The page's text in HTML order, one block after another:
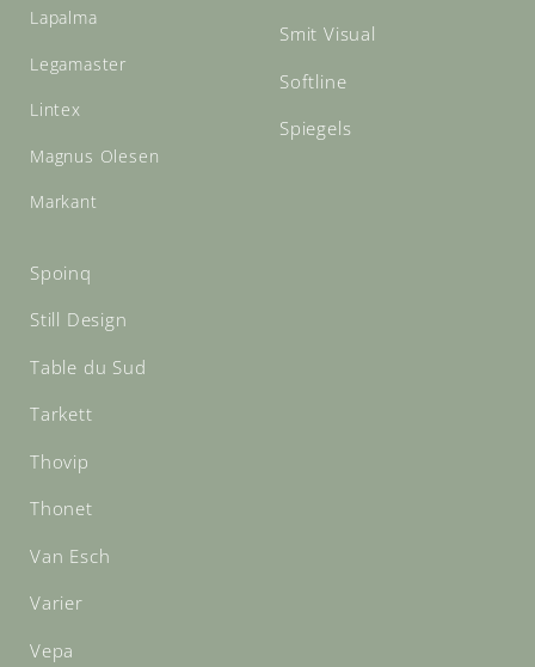
Lapalma
Legamaster
Lintex
Magnus Olesen
Markant
Smit Visual
Softline
Spiegels
Spoinq
Still Design
Table du Sud
Tarkett
Thovip
Thonet
Van Esch
Varier
Vepa